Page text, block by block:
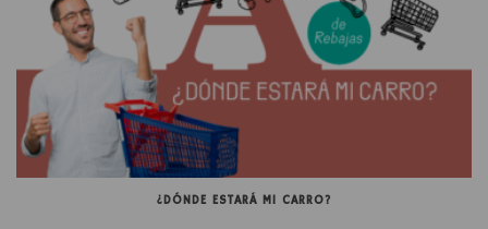
¿DÓNDE ESTARÁ MI CARRO?